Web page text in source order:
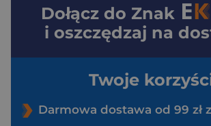
Dołącz do Znak
i oszczędzaj na
Twoje
Darmowa dostawa od 99 zł z